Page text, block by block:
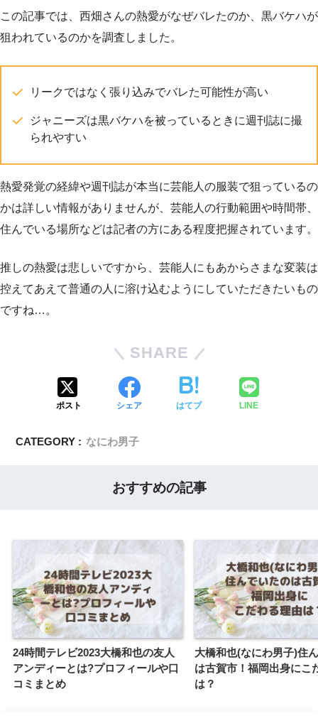
この記事では、西畑さんの熱愛がなぜバレたのか、黒バケハが
狙われているのかを調査しました。
リークではなく張り込みでバレた可能性が高い
ジャニーズは黒バケハを被っているときに週刊誌に撮
られやすい
熱愛発覚の経緯や週刊誌が本当に芸能人の服装で狙っているの
かは詳しい情報がありませんが、芸能人の行動範囲や時間帯、
住んでいる場所などは記者の方にある程度把握されています。
推しの熱愛は悲しいですから、芸能人にもあからさまな変装は
控えてあえて普通の人に溶け込むようにしていただきたいもの
ですね…。
SHARE
ポスト シェア はてブ LINE
CATEGORY : なにわ男子
おすすめの記事
24時間テレビ2023大橋和也の友人
アンディーとは?プロフィールや口
コミまとめ
大橋和也(なにわ男子)住
は古賀市！福岡出身にこ
は？